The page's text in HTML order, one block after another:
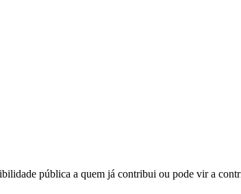
pública a quem já contribui ou pode vir a